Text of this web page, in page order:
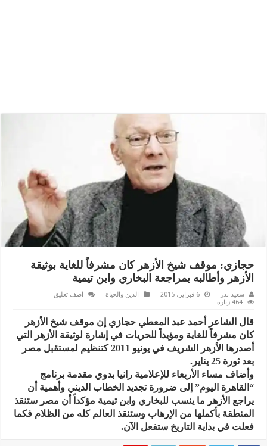
حجازي: موقف شيخ الأزهر كان مشرفاً للغاية بوثيقة
الأزهر وأطالبه بمراجعة البخاري وابن تيمية
سعيد بدر 6 فبراير، 2015 الدين والحياة
اضف تعليق
464 زيارة
قال الشاعر أحمد عبد المعطي حجازي إن موقف شيخ الأزهر
كان مشرفاً للغاية ومؤيداً للحريات في إشارة لوثيقة الأزهر التي
أصدرها الأزهر الشريف في يونيو 2011 كتنظيم لمستقبل مصر
بعد ثورة 25 يناير.
وأضاف مساء الأربعاء للإعلامية رانيا بدوي مقدمة برنامج
“القاهرة اليوم” إلى ضرورة تجديد الخطاب الديني وأهمية أن
يراجع الأزهر ما ينسب للبخاري وابن تيمية مؤكداً أن مصر ستنقذ
المنطقة بأكملها من الإرهاب وستنقذ العالم كله من الظلام فكما
فعلت في بداية التاريخ ستفعل الآن.